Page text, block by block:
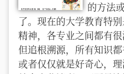
的方法
了。现在的大学教育特
精神，各专业之间都有很
但追根溯源，所有知识都
或者仅仅就是好奇心，